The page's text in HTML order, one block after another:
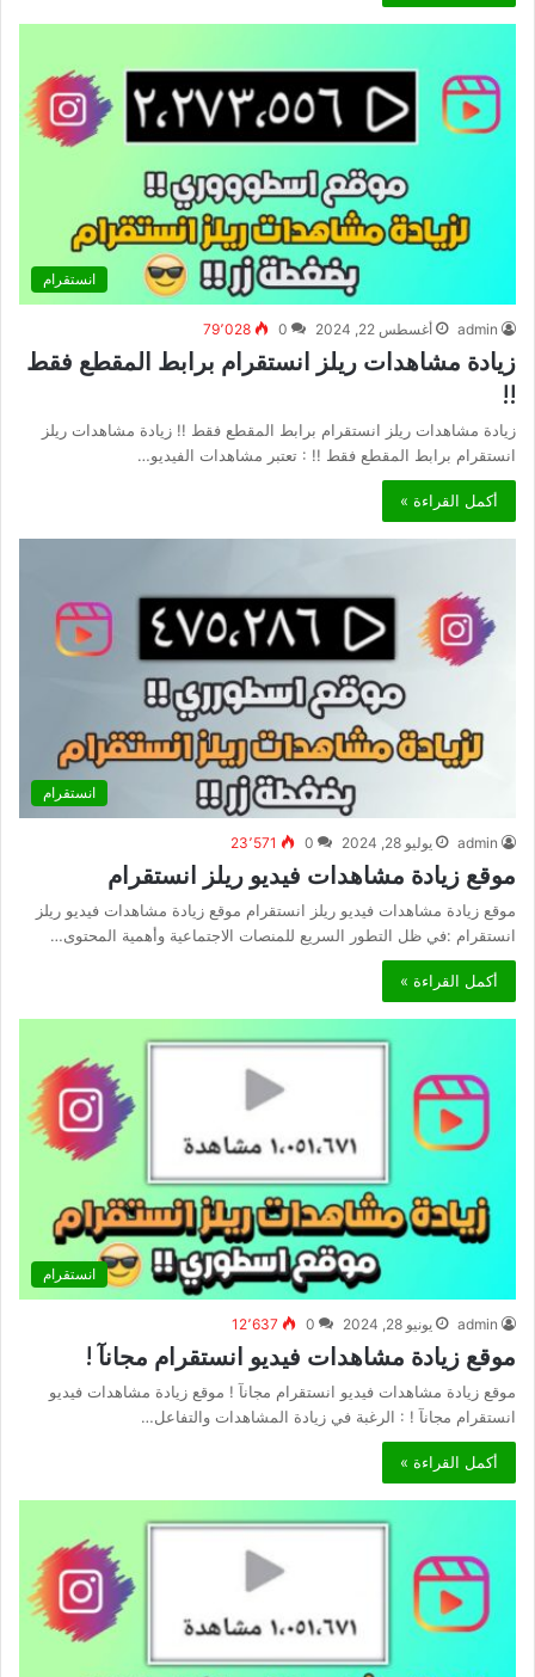
انستقرام
admin أغسطس 22, 2024 0 79٬028
زيادة مشاهدات ريلز انستقرام برابط المقطع فقط
!!
زيادة مشاهدات ريلز انستقرام برابط المقطع فقط !! زيادة مشاهدات ريلز
انستقرام برابط المقطع فقط !! : تعتبر مشاهدات الفيديو…
أكمل القراءة »
انستقرام
admin يوليو 28, 2024 0 23٬571
موقع زيادة مشاهدات فيديو ريلز انستقرام
موقع زيادة مشاهدات فيديو ريلز انستقرام موقع زيادة مشاهدات فيديو ريلز
انستقرام :في ظل التطور السريع للمنصات الاجتماعية وأهمية المحتوى…
أكمل القراءة »
انستقرام
admin يونيو 28, 2024 0 12٬637
موقع زيادة مشاهدات فيديو انستقرام مجانآ !
موقع زيادة مشاهدات فيديو انستقرام مجانآ ! موقع زيادة مشاهدات فيديو
انستقرام مجانآ ! : الرغبة في زيادة المشاهدات والتفاعل…
أكمل القراءة »